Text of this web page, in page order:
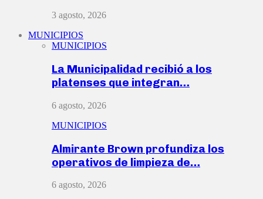
3 agosto, 2026
MUNICIPIOS
MUNICIPIOS
La Municipalidad recibió a los
platenses que integran…
6 agosto, 2026
MUNICIPIOS
Almirante Brown profundiza los
operativos de limpieza de…
6 agosto, 2026